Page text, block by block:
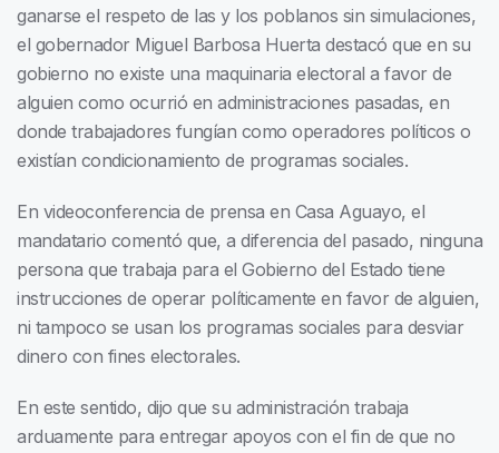
ganarse el respeto de las y los poblanos sin simulaciones,
el gobernador Miguel Barbosa Huerta destacó que en su
gobierno no existe una maquinaria electoral a favor de
alguien como ocurrió en administraciones pasadas, en
donde trabajadores fungían como operadores políticos o
existían condicionamiento de programas sociales.
En videoconferencia de prensa en Casa Aguayo, el
mandatario comentó que, a diferencia del pasado, ninguna
persona que trabaja para el Gobierno del Estado tiene
instrucciones de operar políticamente en favor de alguien,
ni tampoco se usan los programas sociales para desviar
dinero con fines electorales.
En este sentido, dijo que su administración trabaja
arduamente para entregar apoyos con el fin de que no